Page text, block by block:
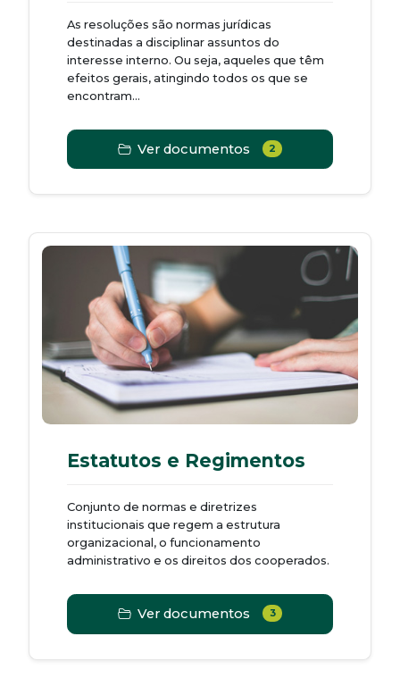
As resoluções são normas jurídicas
destinadas a disciplinar assuntos do
interesse interno. Ou seja, aqueles que têm
efeitos gerais, atingindo todos os que se
encontram...
Ver documentos 2
Estatutos e Regimentos
Conjunto de normas e diretrizes
institucionais que regem a estrutura
organizacional, o funcionamento
administrativo e os direitos dos cooperados.
Ver documentos 3